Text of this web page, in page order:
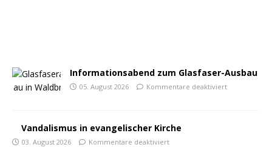
Informationsabend zum Glasfaser-Ausbau
05. August 2026 Kommentare deaktiviert
Vandalismus in evangelischer Kirche
03. August 2026 Kommentare deaktiviert